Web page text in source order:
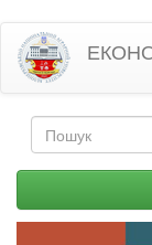
Перейти
основного
матеріалу
форма